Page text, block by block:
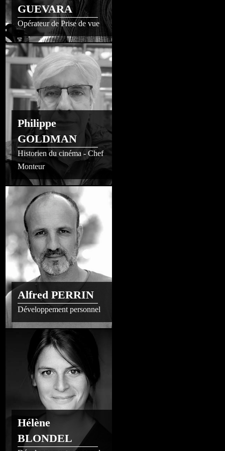
GUEVARA
Opérateur de Prise de vue
Philippe
GOLDMAN
Historien du cinéma - Chef
Monteur
Alfred PERRIN
Développement personnel
Hélène
BLONDEL